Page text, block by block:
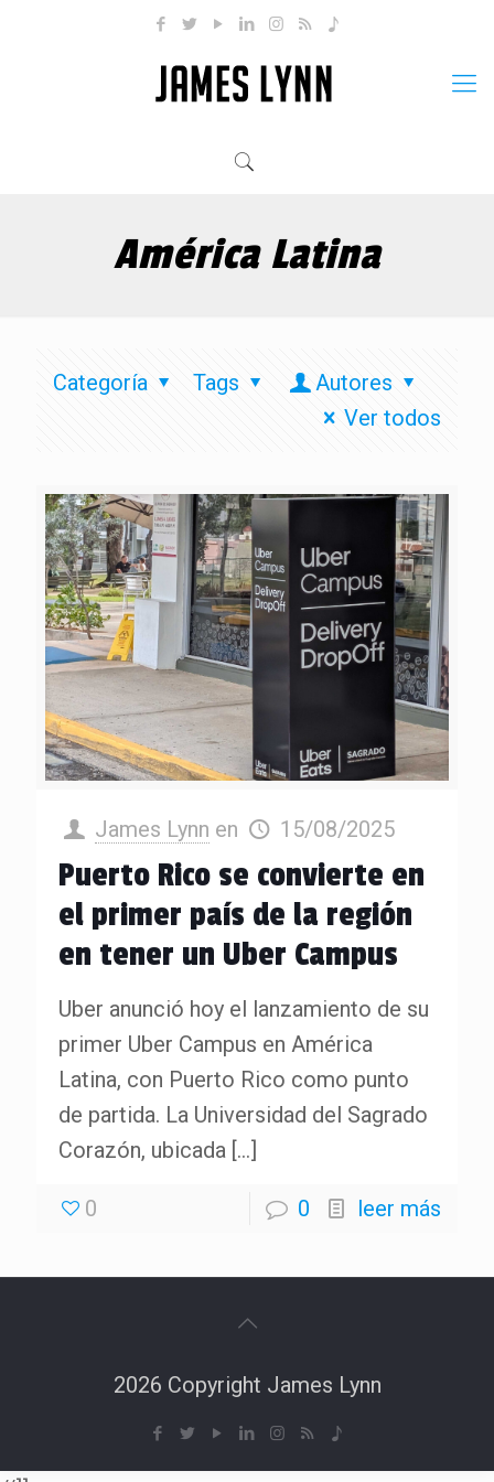
América Latina
Categoría Tags
Autores
Ver todos
James Lynn en 15/08/2025
Puerto Rico se convierte en
el primer país de la región
en tener un Uber Campus
Uber anunció hoy el lanzamiento de su
primer Uber Campus en América
Latina, con Puerto Rico como punto
de partida. La Universidad del Sagrado
Corazón, ubicada […]
0 0 leer más
2026 Copyright James Lynn